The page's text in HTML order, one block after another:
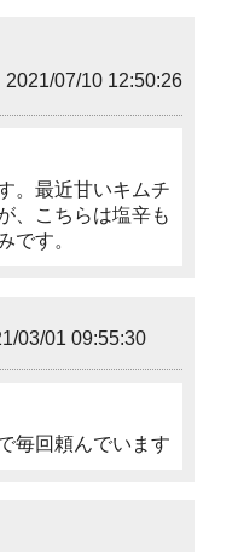
2021/07/10 12:50:26
。最近甘いキムチ
、こちらは塩辛も
です。
03/01 09:55:30
毎回頼んでいます